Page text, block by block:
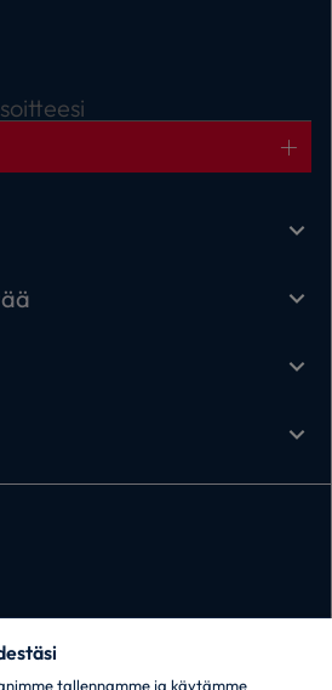
ansiosta siivoaminen
ajassa.
tallennamme ja käytämme